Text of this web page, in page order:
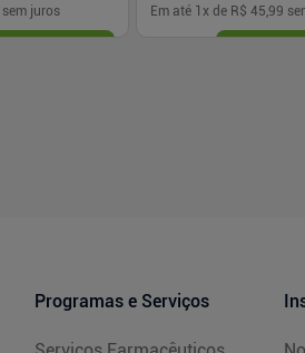
sem juros Em até 1 x de R$ 45,99
Programas e Serviços